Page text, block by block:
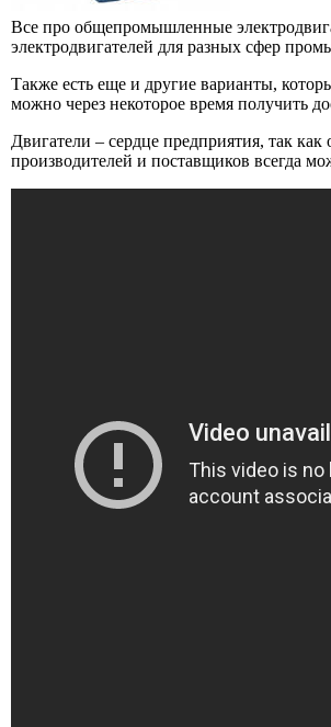
Все про общепромышленные
электродвигателей для разных сфер
Также есть еще и другие варианты,
можно через некоторое время получить
Двигатели – сердце предприятия, так
производителей и поставщиков всегда